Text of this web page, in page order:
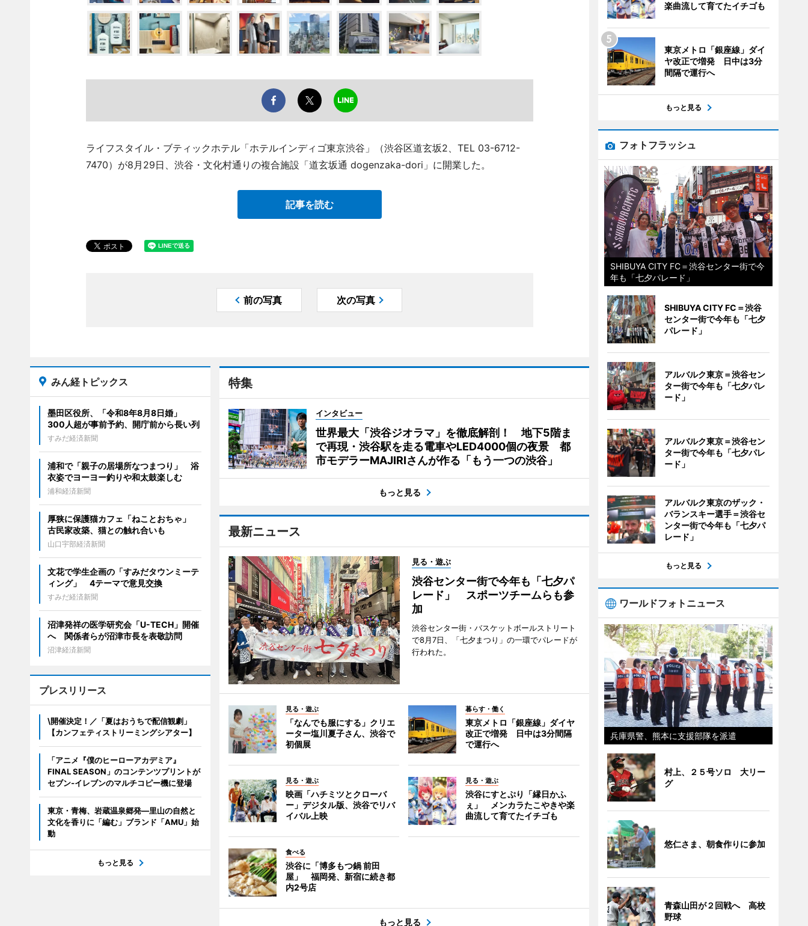
ライフスタイル・ブティックホテル「ホテルインディゴ東京渋谷」（渋谷区道玄坂2、TEL 03-6712-
7470）が8月29日、渋谷・文化村通りの複合施設「道玄坂通 dogenzaka-dori」に開業した。
記事を読む
前の写真 次の写真
特集
インタビュー
世界最大「渋谷ジオラマ」を徹底解剖！ 地下5階ま
で再現・渋谷駅を走る電車やLED4000個の夜景 都
市モデラーMAJIRIさんが作る「もう一つの渋谷」
もっと見る
最新ニュース
見る・遊ぶ
渋谷センター街で今年も「七夕パ
レード」 スポーツチームらも参
加
渋谷センター街・バスケットボールストリート
で8月7日、「七夕まつり」の一環でパレードが
行われた。
見る・遊ぶ
「なんでも服にする」クリエ
ーター塩川夏子さん、渋谷で
初個展
暮らす・働く
東京メトロ「銀座線」ダイヤ
改正で増発 日中は3分間隔
で運行へ
見る・遊ぶ
映画「ハチミツとクローバ
ー」デジタル版、渋谷でリバ
イバル上映
見る・遊ぶ
渋谷にすとぷり「縁日かふ
ぇ」 メンカラたこやきや楽
曲流して育てたイチゴも
食べる
渋谷に「博多もつ鍋 前田
屋」 福岡発、新宿に続き都
内2号店
もっと見る
みん経トピックス
墨田区役所、「令和8年8月8日婚」
300人超が事前予約、開庁前から長い列
すみだ経済新聞
浦和で「親子の居場所なつまつり」 浴
衣姿でヨーヨー釣りや和太鼓楽しむ
浦和経済新聞
厚狭に保護猫カフェ「ねことおちゃ」
古民家改築、猫との触れ合いも
山口宇部経済新聞
文花で学生企画の「すみだタウンミーテ
ィング」 4テーマで意見交換
すみだ経済新聞
沼津発祥の医学研究会「U-TECH」開催
へ 関係者らが沼津市長を表敬訪問
沼津経済新聞
プレスリリース
\開催決定！／「夏はおうちで配信観劇」
【カンフェティストリーミングシアター】
「アニメ『僕のヒーローアカデミア』
FINAL SEASON」のコンテンツプリントが
セブン‐イレブンのマルチコピー機に登場
東京・青梅、岩蔵温泉郷発―里山の自然と
文化を香りに「編む」ブランド「AMU」始
動
もっと見る
楽曲流して育てたイチゴも
東京メトロ「銀座線」ダイ
ヤ改正で増発 日中は3分
間隔で運行へ
もっと見る
フォトフラッシュ
SHIBUYA CITY FC＝渋谷センター街で今
年も「七夕パレード」
SHIBUYA CITY FC＝渋谷
センター街で今年も「七夕
パレード」
アルバルク東京＝渋谷セン
ター街で今年も「七夕パレ
ード」
アルバルク東京＝渋谷セン
ター街で今年も「七夕パレ
ード」
アルバルク東京のザック・
バランスキー選手＝渋谷セ
ンター街で今年も「七夕パ
レード」
もっと見る
ワールドフォトニュース
兵庫県警、熊本に支援部隊を派遣
村上、２５号ソロ 大リー
グ
悠仁さま、朝食作りに参加
青森山田が２回戦へ 高校
野球